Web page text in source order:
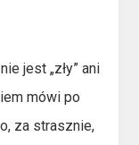
jest „zły” ani
mówi po
za strasznie,